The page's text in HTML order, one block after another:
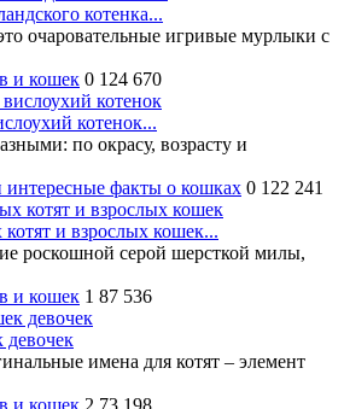
котенка...
очаровательные игривые мурлыки с
и кошек 0 124 670
котенок...
по окрасу, возрасту и
интересные факты о кошках 0 122 241
и взрослых кошек...
роскошной серой шерсткой милы,
и кошек 1 87 536
имена для котят – элемент
и кошек 2 73 198